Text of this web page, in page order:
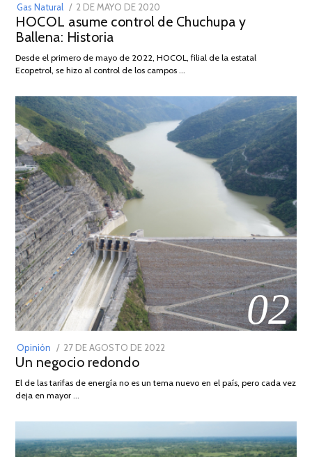
Gas Natural
POSTED
ON
2 DE MAYO DE 2020
DE
2026
HOCOL asume control de Chuchupa y
Ballena: Historia
Desde el primero de mayo de 2022, HOCOL, filial de la estatal
Ecopetrol, se hizo al control de los campos …
02
Opinión
POSTED
ON
27 DE AGOSTO DE 2022
DE
Un negocio redondo
El de las tarifas de energía no es un tema nuevo en el país, pero cada vez
deja en mayor …